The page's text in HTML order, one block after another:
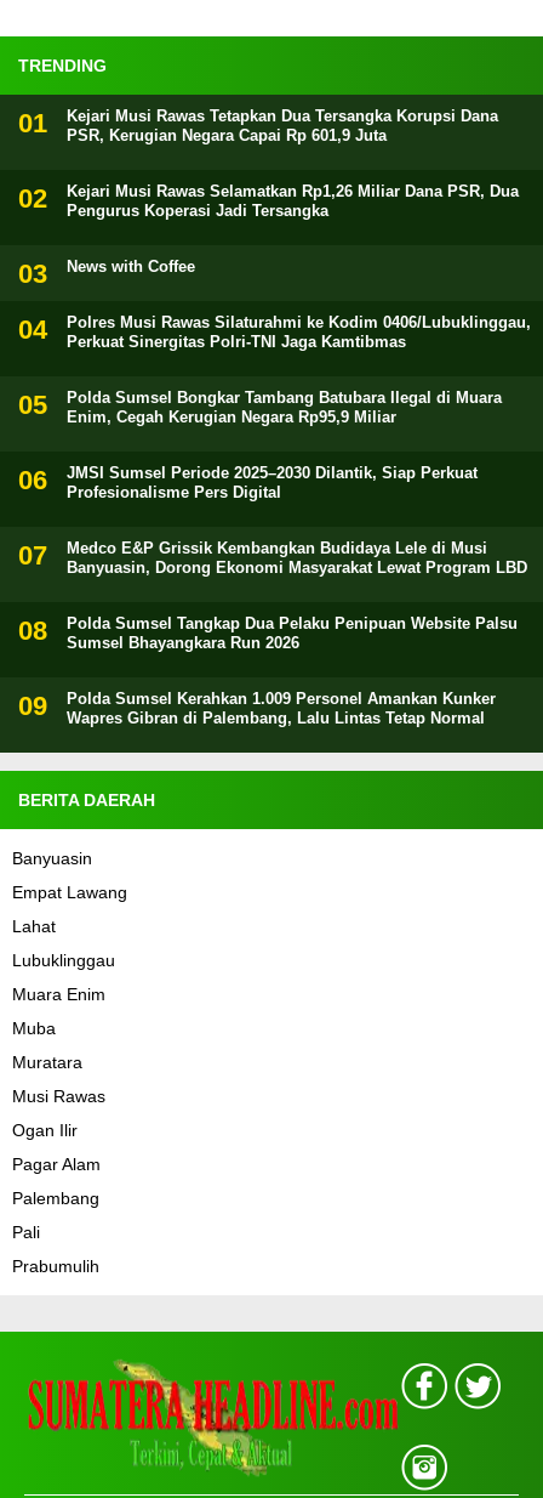
TRENDING
Kejari Musi Rawas Tetapkan Dua Tersangka Korupsi Dana
PSR, Kerugian Negara Capai Rp 601,9 Juta
Kejari Musi Rawas Selamatkan Rp1,26 Miliar Dana PSR, Dua
Pengurus Koperasi Jadi Tersangka
News with Coffee
Polres Musi Rawas Silaturahmi ke Kodim 0406/Lubuklinggau,
Perkuat Sinergitas Polri-TNI Jaga Kamtibmas
Polda Sumsel Bongkar Tambang Batubara Ilegal di Muara
Enim, Cegah Kerugian Negara Rp95,9 Miliar
JMSI Sumsel Periode 2025–2030 Dilantik, Siap Perkuat
Profesionalisme Pers Digital
Medco E&P Grissik Kembangkan Budidaya Lele di Musi
Banyuasin, Dorong Ekonomi Masyarakat Lewat Program LBD
Polda Sumsel Tangkap Dua Pelaku Penipuan Website Palsu
Sumsel Bhayangkara Run 2026
Polda Sumsel Kerahkan 1.009 Personel Amankan Kunker
Wapres Gibran di Palembang, Lalu Lintas Tetap Normal
BERITA DAERAH
Banyuasin
Empat Lawang
Lahat
Lubuklinggau
Muara Enim
Muba
Muratara
Musi Rawas
Ogan Ilir
Pagar Alam
Palembang
Pali
Prabumulih